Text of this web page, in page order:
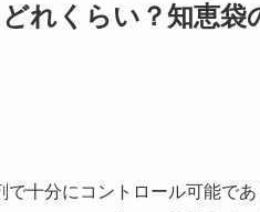
れくらい？知恵袋
十分にコントロール可能で